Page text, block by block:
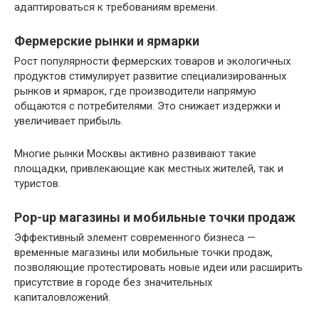
адаптироваться к требованиям времени.
Фермерские рынки и ярмарки
Рост популярности фермерских товаров и экологичных
продуктов стимулирует развитие специализированных
рынков и ярмарок, где производители напрямую
общаются с потребителями. Это снижает издержки и
увеличивает прибыль.
Многие рынки Москвы активно развивают такие
площадки, привлекающие как местных жителей, так и
туристов.
Pop-up магазины и мобильные точки продаж
Эффективный элемент современного бизнеса —
временные магазины или мобильные точки продаж,
позволяющие протестировать новые идеи или расширить
присутствие в городе без значительных
капиталовложений.